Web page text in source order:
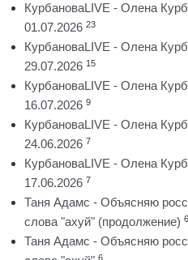
КурбановаLIVE - Олена
01.07.2026 23
КурбановаLIVE - Олена
29.07.2026 15
КурбановаLIVE - Олена
16.07.2026 9
КурбановаLIVE - Олена
24.06.2026 7
КурбановаLIVE - Олена
17.06.2026 7
Таня Адамс - Объясняю
слова "ахуй" (продолжение) 6
Таня Адамс - Объясняю
6